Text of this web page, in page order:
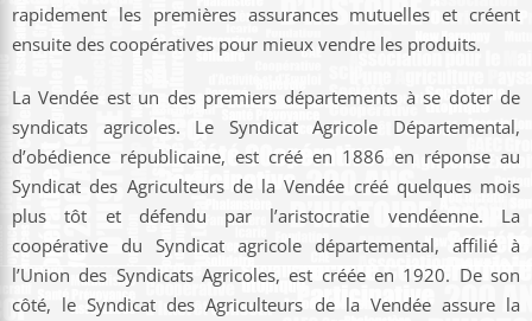
rapidement les premières assurances mutuelles et créent
ensuite des coopératives pour mieux vendre les produits.
La Vendée est un des premiers départements à se doter de
syndicats agricoles. Le Syndicat Agricole Départemental,
d’obédience républicaine, est créé en 1886 en réponse au
Syndicat des Agriculteurs de la Vendée créé quelques mois
plus tôt et défendu par l’aristocratie vendéenne. La
coopérative du Syndicat agricole départemental, affilié à
l’Union des Syndicats Agricoles, est créée en 1920. De son
côté, le Syndicat des Agriculteurs de la Vendée assure la